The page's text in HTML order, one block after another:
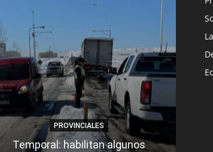
PROVINCIALES
Temporal: habilitan algunos